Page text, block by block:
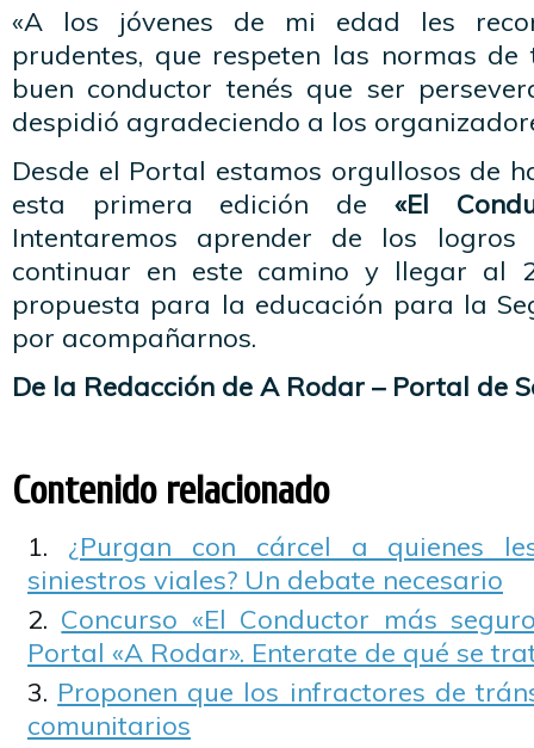
«A los jóvenes de mi edad les
prudentes, que respeten las normas
buen conductor tenés que ser
despidió agradeciendo a los
Desde el Portal estamos orgullosos de
esta primera edición de «El
Intentaremos aprender de los
continuar en este camino y llegar al
propuesta para la educación para la
por acompañarnos.
De la Redacción de A Rodar – Portal de
Contenido relacionado
¿Purgan con cárcel a quienes
siniestros viales? Un debate necesario
Concurso «El Conductor más
Portal «A Rodar». Enterate de qué se
Proponen que los infractores de
comunitarios